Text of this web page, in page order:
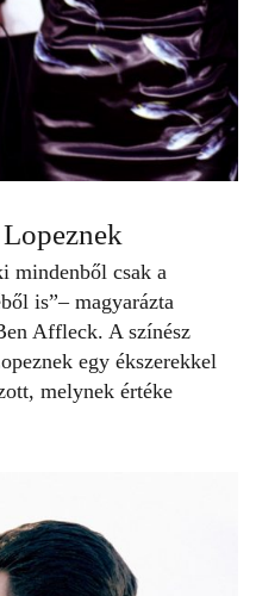
mindenből csak a
is”– magyarázta
Affleck. A színész
egy ékszerekkel
melynek értéke